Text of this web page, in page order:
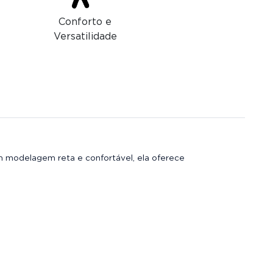
Conforto e
Versatilidade
modelagem reta e confortável, ela oferece